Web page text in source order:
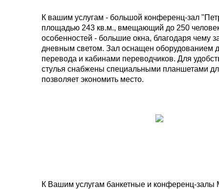
К вашим услугам - большой конференц-зал
площадью 243 кв.м., вмещающий до 250
особенностей - большие окна, благодаря чему
дневным светом. Зал оснащен оборудованием
перевода и кабинами переводчиков. Для
стулья снабжены специальными планшетами
позволяет экономить место.
К Вашим услугам банкетные и конференц-залы